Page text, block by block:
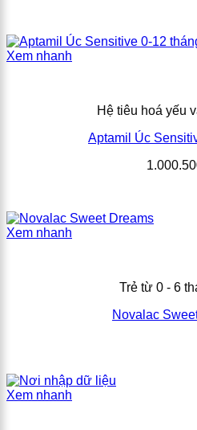
Xem nhanh
Hệ tiêu hoá yếu
Aptamil Úc
Xem nhanh
Trẻ từ 0 - 6
Novalac
Xem nhanh